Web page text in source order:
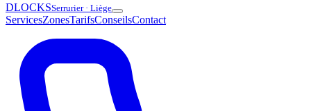
DLOCKSSerrurier · Liège
ServicesZonesTarifsConseilsContact